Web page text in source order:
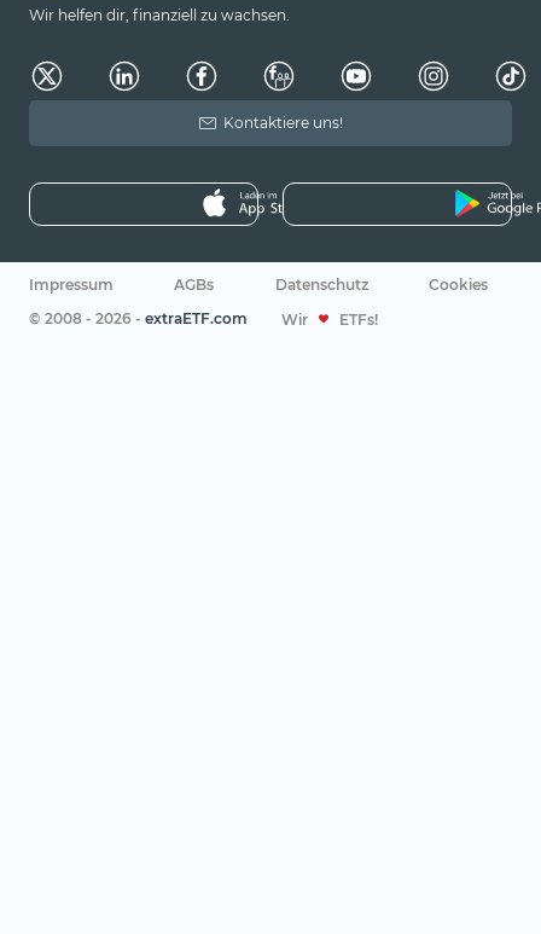
Wir helfen dir, finanziell zu wachsen.
Kontaktiere uns!
Impressum AGBs Datenschutz
Cookies
© 2008 - 2026 - extraETF.com Wir ETFs!